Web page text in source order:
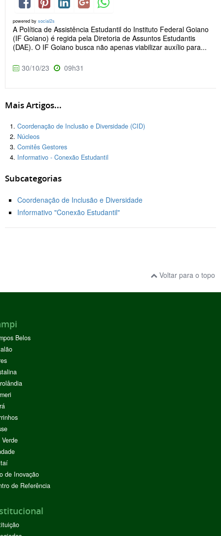
powered by social2s
A Política de Assistência Estudantil do Instituto Federal Goiano
(IF Goiano) é regida pela Diretoria de Assuntos Estudantis
(DAE). O IF Goiano busca não apenas viabilizar auxílio para...
30/10/23 09h31
Mais Artigos...
Coordenação de Inclusão e Diversidade (CID)
Núcleos
Comitês Gestores
Informativo - Conexão Estudantil
Subcategorias
Coordenação de Inclusão e Diversidade
Informativo "Conexão Estudantil"
Voltar para o topo
Belos
de Inovação
de Referência